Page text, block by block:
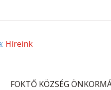
Híreink
FOKTŐ KÖZSÉG